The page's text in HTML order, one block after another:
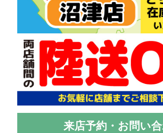
来店予約・お問い